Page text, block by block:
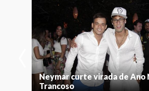
Neymar curte virada de Ano
Trancoso